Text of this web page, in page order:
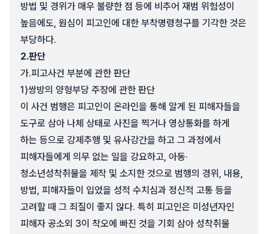
방법 및 경위가 매우 불량한 점 등에 비추어 재범 위험성이
높음에도, 원심이 피고인에 대한 부착명령청구를 기각한 것은
부당하다.
2.판단
가.피고사건 부분에 관한 판단
1)쌍방의 양형부당 주장에 관한 판단
이 사건 범행은 피고인이 온라인을 통해 알게 된 피해자들을
도구로 삼아 나체 상태로 사진을 찍거나 영상통화를 하게
하는 등으로 강제추행 및 유사강간을 하고 그 과정에서
피해자들에게 의무 없는 일을 강요하고, 아동·
청소년성착취물을 제작 및 소지한 것으로 범행의 경위, 내용,
방법, 피해자들이 입었을 성적 수치심과 정신적 고통 등을
고려할 때 그 죄질이 좋지 않다. 특히 피고인은 미성년자인
피해자 공소외 3이 착오에 빠진 것을 기회 삼아 성착취물